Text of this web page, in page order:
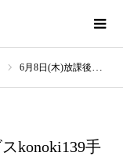
6月8日(木)放課後等デイサービスkonoki139手つなぎ鬼
konoki139手